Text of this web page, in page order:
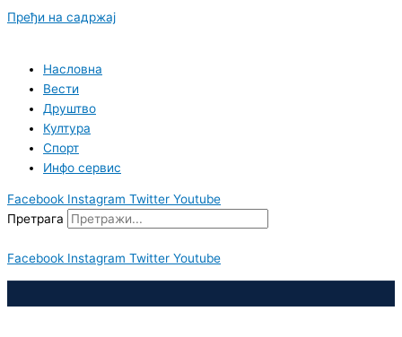
Пређи на садржај
Насловна
Вести
Друштво
Култура
Спорт
Инфо сервис
Facebook Instagram Twitter Youtube
Претрага
Facebook Instagram Twitter Youtube